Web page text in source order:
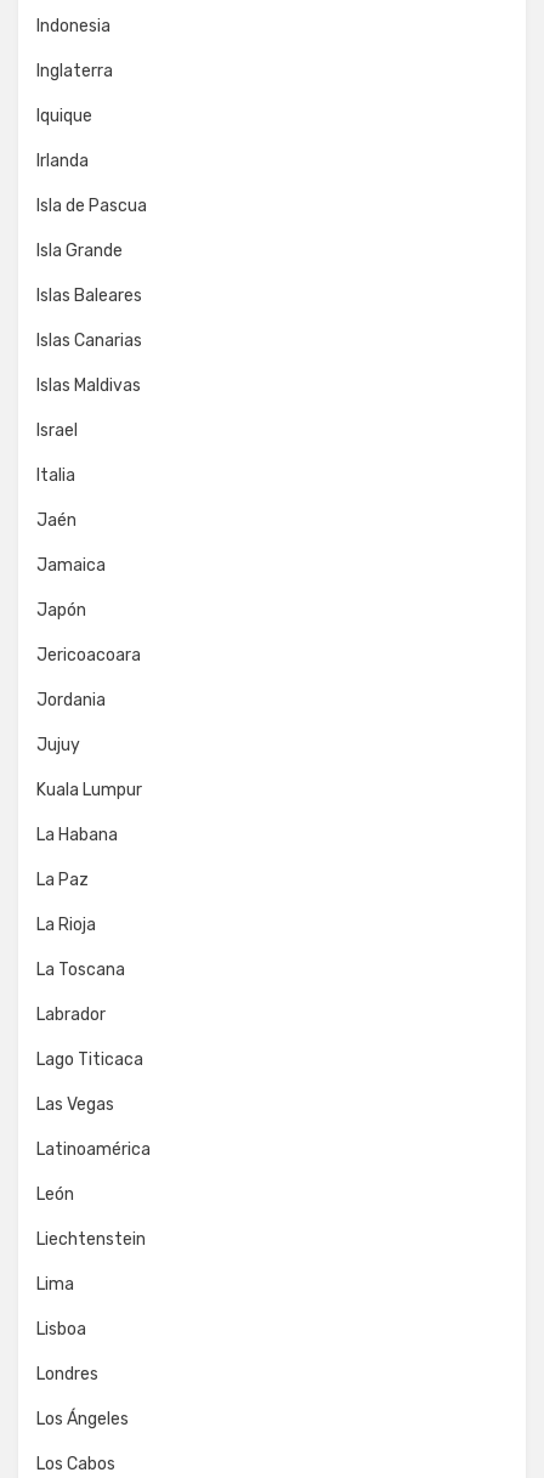
Indonesia
Inglaterra
Iquique
Irlanda
Isla de Pascua
Isla Grande
Islas Baleares
Islas Canarias
Islas Maldivas
Israel
Italia
Jaén
Jamaica
Japón
Jericoacoara
Jordania
Jujuy
Kuala Lumpur
La Habana
La Paz
La Rioja
La Toscana
Labrador
Lago Titicaca
Las Vegas
Latinoamérica
León
Liechtenstein
Lima
Lisboa
Londres
Los Ángeles
Los Cabos